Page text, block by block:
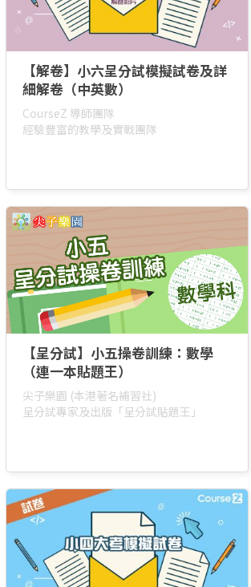
【解卷】小六呈分試模擬試卷及詳
細解卷（中英數）
CourseZ 導師團隊
經驗豐富的教學及實戰團隊
【呈分試】小五操卷訓練：數學
（連一本貼題王）
尖子樂園 (本港著名補習社)
呈分試專家及出版「呈分試貼題王」